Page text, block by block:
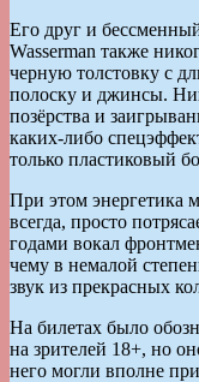
Его друг и
Wasserman также
черную толстовку с
полоску и джинсы.
позёрства и
каких-либо
только пластиковый
При этом энергетика
всегда, просто
годами вокал
чему в немалой
звук из прекрасных
На билетах было
на зрителей 18+, но
него могли вполне